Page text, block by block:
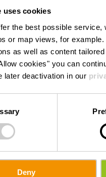
uses cookies
the best possible
or map views, for example.
as well as content
cookies" you can
later deactivation in our
Deny